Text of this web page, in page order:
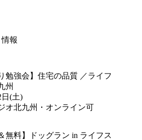
報
勉強会】住宅の品質 ／ライフ
州
日(土)
オ北九州・オンライン可
無料】ドッグラン in ライフス